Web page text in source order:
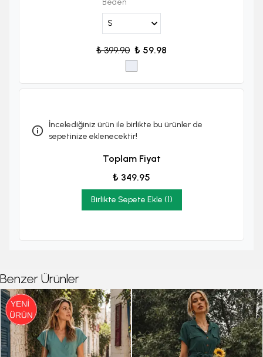
₺ 399.90 ₺ 59.98
İncelediğiniz ürün ile birlikte bu ürünler de
sepetinize eklenecektir!
Toplam Fiyat
₺ 349.95
Birlikte Sepete Ekle (1)
Benzer Ürünler